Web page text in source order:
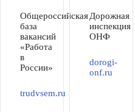
Общероссийская
база
вакансий
«Работа
в
России»
trudvsem.ru
Дорожная
инспекция
ОНФ
dorogi-
onf.ru